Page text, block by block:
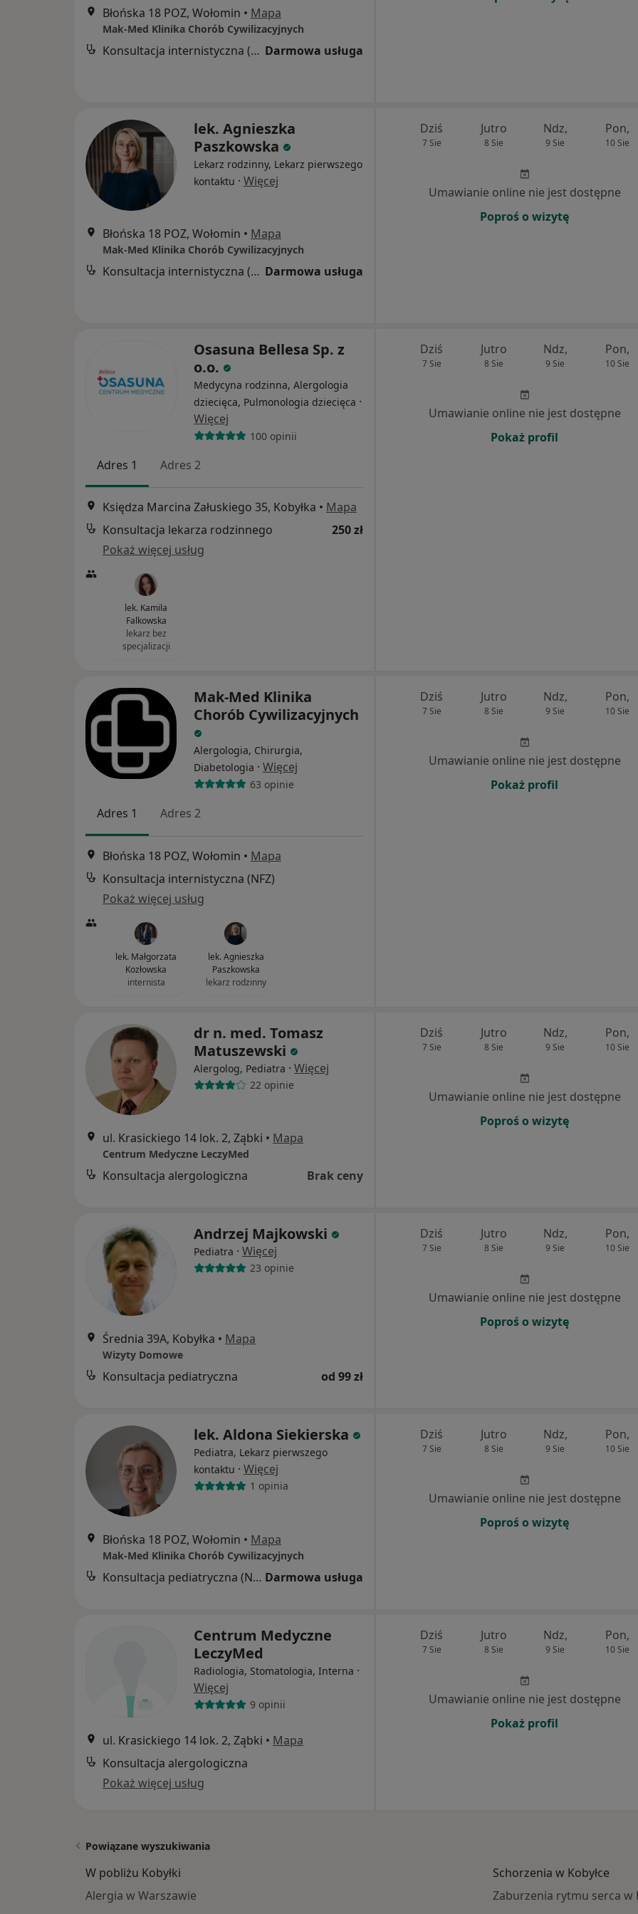
Błońska 18 POZ, Wołomin • Mapa
Mak-Med Klinika Chorób Cywilizacyjnych
Konsultacja internistyczna (NFZ) Darmowa usługa
lek. Agnieszka
Paszkowska
Lekarz rodzinny, Lekarz pierwszego
kontaktu · Więcej
Błońska 18 POZ, Wołomin • Mapa
Mak-Med Klinika Chorób Cywilizacyjnych
Konsultacja internistyczna (NFZ) Darmowa usługa
Dziś
7 Sie
Jutro
8 Sie
Ndz,
9 Sie
Pon,
10 Sie
Umawianie online nie jest dostępne
Poproś o wizytę
Osasuna Bellesa Sp. z
o.o.
Medycyna rodzinna, Alergologia
dziecięca, Pulmonologia dziecięca ·
Więcej
100 opinii
Adres 1 Adres 2
Księdza Marcina Załuskiego 35, Kobyłka • Mapa
Konsultacja lekarza rodzinnego
250 zł
Pokaż więcej usług
lek. Kamila
Falkowska
lekarz bez
specjalizacji
Dziś
7 Sie
Jutro
8 Sie
Ndz,
9 Sie
Pon,
10 Sie
Umawianie online nie jest dostępne
Pokaż profil
Mak-Med Klinika
Chorób Cywilizacyjnych
Alergologia, Chirurgia,
Diabetologia · Więcej
63 opinie
Adres 1 Adres 2
Błońska 18 POZ, Wołomin • Mapa
Konsultacja internistyczna (NFZ)
Pokaż więcej usług
lek. Małgorzata
Kozłowska
internista
lek. Agnieszka
Paszkowska
lekarz rodzinny
Dziś
7 Sie
Jutro
8 Sie
Ndz,
9 Sie
Pon,
10 Sie
Umawianie online nie jest dostępne
Pokaż profil
dr n. med. Tomasz
Matuszewski
Alergolog, Pediatra · Więcej
22 opinie
ul. Krasickiego 14 lok. 2, Ząbki • Mapa
Centrum Medyczne LeczyMed
Konsultacja alergologiczna Brak ceny
Dziś
7 Sie
Jutro
8 Sie
Ndz,
9 Sie
Pon,
10 Sie
Umawianie online nie jest dostępne
Poproś o wizytę
Andrzej Majkowski
Pediatra · Więcej
23 opinie
Średnia 39A, Kobyłka • Mapa
Wizyty Domowe
Konsultacja pediatryczna od 99 zł
Dziś
7 Sie
Jutro
8 Sie
Ndz,
9 Sie
Pon,
10 Sie
Umawianie online nie jest dostępne
Poproś o wizytę
lek. Aldona Siekierska
Pediatra, Lekarz pierwszego
kontaktu · Więcej
1 opinia
Błońska 18 POZ, Wołomin • Mapa
Mak-Med Klinika Chorób Cywilizacyjnych
Konsultacja pediatryczna (NFZ) Darmowa usługa
Dziś
7 Sie
Jutro
8 Sie
Ndz,
9 Sie
Pon,
10 Sie
Umawianie online nie jest dostępne
Poproś o wizytę
Centrum Medyczne
LeczyMed
Radiologia, Stomatologia, Interna ·
Więcej
9 opinii
ul. Krasickiego 14 lok. 2, Ząbki • Mapa
Konsultacja alergologiczna
Pokaż więcej usług
Dziś
7 Sie
Jutro
8 Sie
Ndz,
9 Sie
Pon,
10 Sie
Umawianie online nie jest dostępne
Pokaż profil
Powiązane wyszukiwania
W pobliżu Kobyłki
Alergia w Warszawie
Schorzenia w Kobyłce
Zaburzenia rytmu serca w